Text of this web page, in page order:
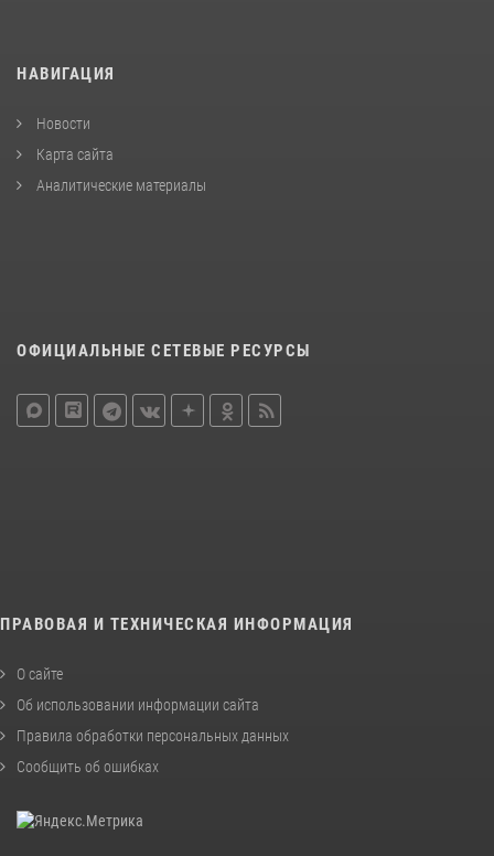
НАВИГАЦИЯ
Новости
Карта сайта
Аналитические материалы
ОФИЦИАЛЬНЫЕ СЕТЕВЫЕ РЕСУРСЫ
ПРАВОВАЯ И ТЕХНИЧЕСКАЯ ИНФОРМАЦИЯ
О сайте
Об использовании информации сайта
Правила обработки персональных данных
Сообщить об ошибках